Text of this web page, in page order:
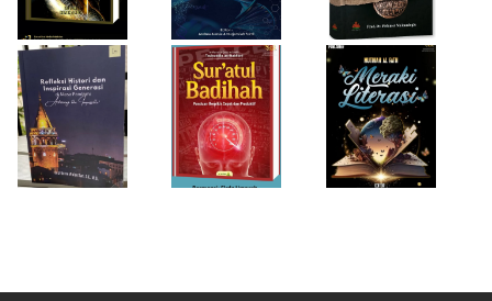
“Achieving the
Impossible”
Produktif